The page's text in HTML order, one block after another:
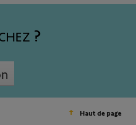
Haut de page